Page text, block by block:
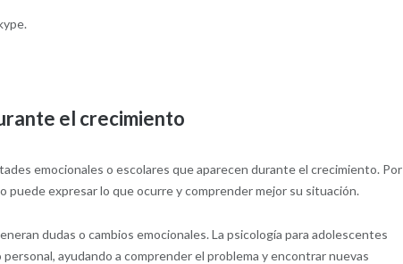
el crecimiento
emocionales o escolares que aparecen durante el crecimiento. Por
expresar lo que ocurre y comprender mejor su situación.
dudas o cambios emocionales. La psicología para adolescentes
ayudando a comprender el problema y encontrar nuevas